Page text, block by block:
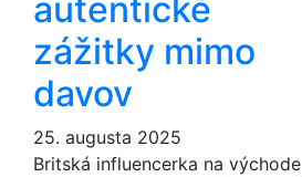
autentické
zážitky mimo
davov
25. augusta 2025
Britská influencerka na východe